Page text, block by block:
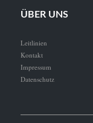
ÜBER UNS
Leitlinien
Kontakt
Impressum
Datenschutz